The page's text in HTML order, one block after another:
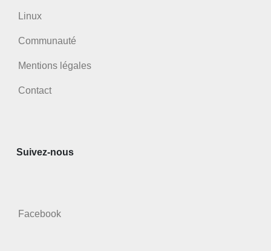
Linux
Communauté
Mentions légales
Contact
Suivez-nous
Facebook